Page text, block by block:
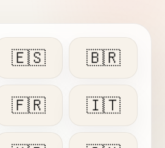
🇪🇸 🇧🇷
🇫🇷 🇮🇹